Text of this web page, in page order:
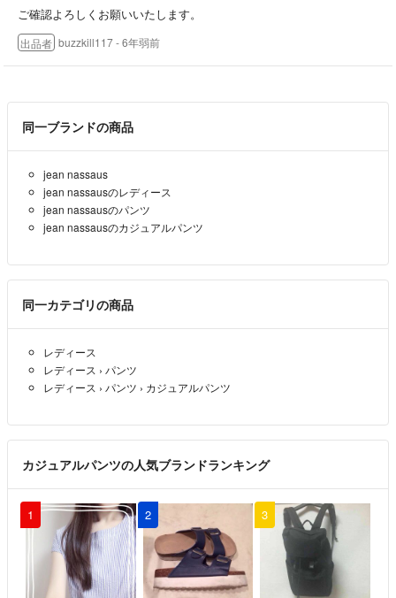
ご確認よろしくお願いいたします。
出品者 buzzkill117- 6年弱前
同一ブランドの商品
jean nassaus
jean nassausのレディース
jean nassausのパンツ
jean nassausのカジュアルパンツ
同一カテゴリの商品
レディース
レディース › パンツ
レディース › パンツ › カジュアルパンツ
カジュアルパンツの人気ブランドランキング
1 2 3